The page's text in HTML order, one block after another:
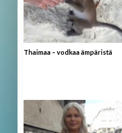
Thaimaa – vodkaa ämpäristä